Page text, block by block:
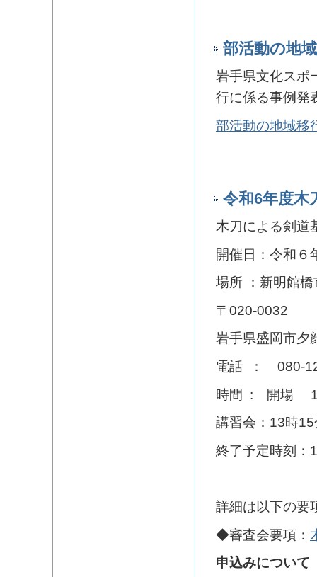
部活動の地
岩手県文化スポ
行に係る事例発
部活動の地域移
令和6年度木
木刀による剣道
開催日：令和６
場所 ：新明館橋
〒020-0032
岩手県盛岡市夕
電話 ： 080-
時間 : 開場 13
講習会：13時15
終了予定時刻：
詳細は以下の要
◆審査会要項：
申込みについて